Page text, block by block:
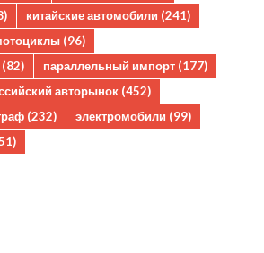
китайские автомобили (241)
(96)
(82) параллельный импорт (177)
авторынок (452)
(232) электромобили (99)